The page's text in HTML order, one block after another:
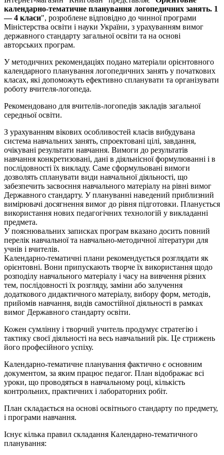
календарно-тематичне планування логопедичних занять. 1
— 4 класи", розроблене відповідно до чинної програми
Міністерства освіти і науки України, з урахуванням вимог
державного стандарту загальної освіти та на основі
авторських програм.
У методичних рекомендаціях подано матеріали орієнтовного
календарного планування логопедичних занять у початкових
класах, які допоможуть ефективно спланувати та організувати
роботу вчителя-логопеда.
Рекомендовано для вчителів-логопедів закладів загальної
середньої освіти.
З урахуванням вікових особливостей класів вибудувана
система навчальних занять, спроектовані цілі, завдання,
очікувані результати навчання. Вимоги до результатів
навчання конкретизовані, дані в діяльнісної формулюванні і в
послідовності їх викладу. Саме сформульовані вимоги
дозволять спланувати види навчальної діяльності, що
забезпечить засвоєння навчального матеріалу на рівні вимог
Державного стандарту. У плануванні наведений приблизний
вимірювачі досягнення вимог до рівня підготовки. Планується
використання нових педагогічних технологій у викладанні
предмета.
У пояснювальних записках програм вказано досить повний
перелік навчальної та навчально-методичної літератури для
учнів і вчителів.
Календарно-тематичні плани рекомендується розглядати як
орієнтовні. Вони припускають творче їх використання щодо
розподілу навчального матеріалу і часу на вивчення різних
тем, послідовності їх розгляду, заміни або залучення
додаткового дидактичного матеріалу, вибору форм, методів,
прийомів навчання, видів самостійної діяльності в рамках
вимог Державного стандарту освіти.
Кожен сумлінну і творчий учитель продумує стратегію і
тактику своєї діяльності на весь навчальний рік. Це стрижень
його професійного успіху.
Календарно-тематичне планування фактично є основним
документом, за яким працює педагог. План відображає всі
уроки, що проводяться в навчальному році, кількість
контрольних, практичних і лабораторних робіт.
План складається на основі освітнього стандарту по предмету,
і програми навчання.
Існує кілька правил складання Календарно-тематичного
планування: